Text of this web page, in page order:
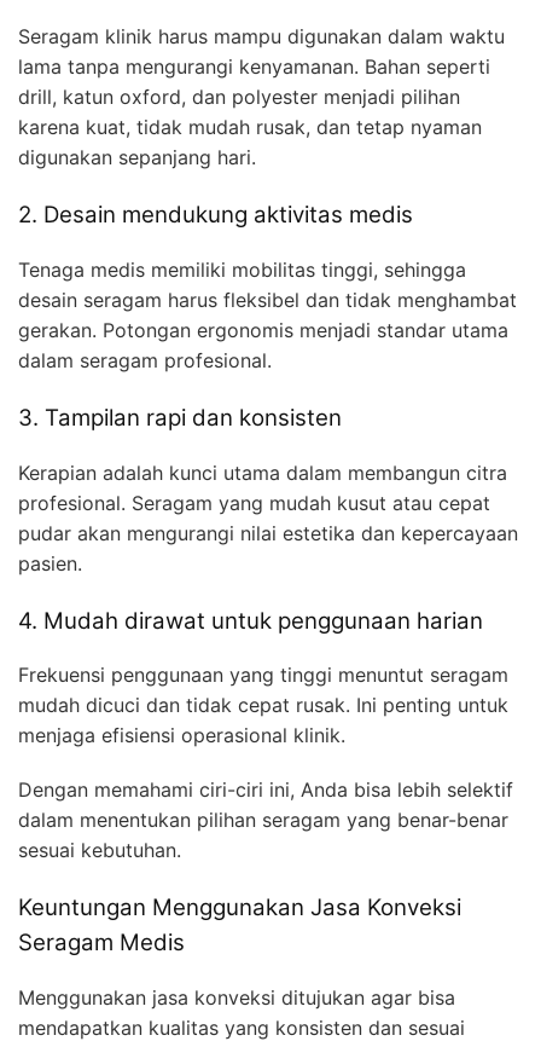
Seragam klinik harus mampu digunakan dalam waktu
lama tanpa mengurangi kenyamanan. Bahan seperti
drill, katun oxford, dan polyester menjadi pilihan
karena kuat, tidak mudah rusak, dan tetap nyaman
digunakan sepanjang hari.
2. Desain mendukung aktivitas medis
Tenaga medis memiliki mobilitas tinggi, sehingga
desain seragam harus fleksibel dan tidak menghambat
gerakan. Potongan ergonomis menjadi standar utama
dalam seragam profesional.
3. Tampilan rapi dan konsisten
Kerapian adalah kunci utama dalam membangun citra
profesional. Seragam yang mudah kusut atau cepat
pudar akan mengurangi nilai estetika dan kepercayaan
pasien.
4. Mudah dirawat untuk penggunaan harian
Frekuensi penggunaan yang tinggi menuntut seragam
mudah dicuci dan tidak cepat rusak. Ini penting untuk
menjaga efisiensi operasional klinik.
Dengan memahami ciri-ciri ini, Anda bisa lebih selektif
dalam menentukan pilihan seragam yang benar-benar
sesuai kebutuhan.
Keuntungan Menggunakan Jasa Konveksi
Seragam Medis
Menggunakan jasa konveksi ditujukan agar bisa
mendapatkan kualitas yang konsisten dan sesuai